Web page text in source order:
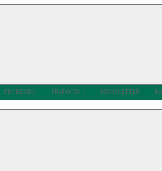
Menu
PROBEABO PR4FOOD NEWSLETTER